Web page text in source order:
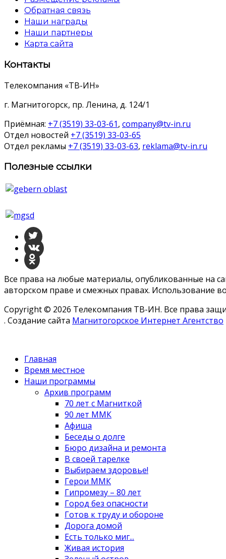
Обратная связь
Наши награды
Наши партнеры
Карта сайта
Контакты
Телекомпания «ТВ-ИН»
г. Магнитогорск, пр. Ленина, д. 124/1
Приёмная: +7 (3519) 33-03-61, company@tv-in.ru
Отдел новостей +7 (3519) 33-03-65
Отдел рекламы +7 (3519) 33-03-63, reklama@tv-in.ru
Полезные ссылки
Все права на любые материалы, опубликованные на
авторском праве и смежных правах. Использование
Copyright © 2026 Телекомпания ТВ-ИН. Все права
. Создание сайта Магнитогорское Интернет Агентство
Главная
Время местное
Наши программы
Архив программ
70 лет с Магниткой
90 лет ММК
Афиша
Беседы о долге
Бюро дизайна и ремонта
В своей тарелке
Выбираем здоровье!
Герои ММК
Гипромезу – 80 лет
Город без опасности
Готов к труду и обороне
Дорога домой
Есть только миг...
Живая история